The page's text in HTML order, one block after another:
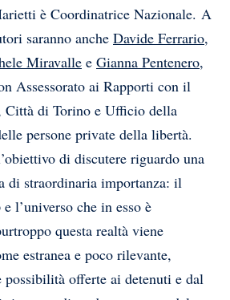
è Coordinatrice Nazionale. A
saranno anche Davide Ferrario,
Miravalle e Gianna Pentenero,
Assessorato ai Rapporti con il
Città di Torino e Ufficio della
persone private della libertà.
di discutere riguardo una
di straordinaria importanza: il
e l’universo che in esso è
questa realtà viene
estranea e poco rilevante,
possibilità offerte ai detenuti e dal